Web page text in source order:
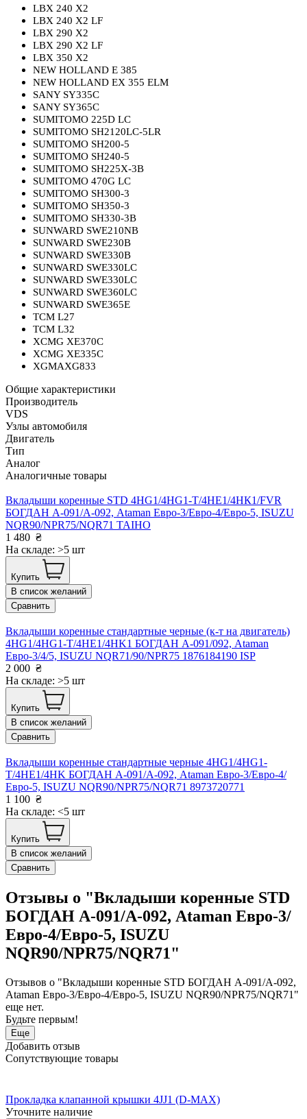
LBX 240 X2
LBX 240 X2 LF
LBX 290 X2
LBX 290 X2 LF
LBX 350 X2
NEW HOLLAND E 385
NEW HOLLAND EX 355 ELM
SANY SY335C
SANY SY365C
SUMITOMO 225D LC
SUMITOMO SH2120LC-5LR
SUMITOMO SH200-5
SUMITOMO SH240-5
SUMITOMO SH225X-3B
SUMITOMO 470G LC
SUMITOMO SH300-3
SUMITOMO SH350-3
SUMITOMO SH330-3B
SUNWARD SWE210NB
SUNWARD SWE230B
SUNWARD SWE330B
SUNWARD SWE330LC
SUNWARD SWE330LC
SUNWARD SWE360LC
SUNWARD SWE365E
TCM L27
TCM L32
XCMG XE370C
XCMG XE335C
XGMAXG833
Общие характеристики
Производитель
VDS
Узлы автомобиля
Двигатель
Тип
Аналог
Аналогичные товары
Вкладыши коренные STD 4HG1/4HG1-T/4HЕ1/4НК1/FVR
БОГДАН А-091/А-092, Ataman Евро-3/Евро-4/Евро-5, ISUZU
NQR90/NPR75/NQR71 TAIHO
1 480 ₴
На складе: >5 шт
Купить
В список желаний
Сравнить
Вкладыши коренные стандартные черные (к-т на двигатель)
4HG1/4HG1-T/4HE1/4HK1 БОГДАН А-091/092, Ataman
Евро-3/4/5, ISUZU NQR71/90/NPR75 1876184190 ISP
2 000 ₴
На складе: >5 шт
Купить
В список желаний
Сравнить
Вкладыши коренные стандартные черные 4HG1/4HG1-
T/4HE1/4HK БОГДАН А-091/А-092, Ataman Евро-3/Евро-4/
Евро-5, ISUZU NQR90/NPR75/NQR71 8973720771
1 100 ₴
На складе: <5 шт
Купить
В список желаний
Сравнить
Отзывы о "Вкладыши коренные STD
БОГДАН А-091/А-092, Ataman Евро-3/
Евро-4/Евро-5, ISUZU
NQR90/NPR75/NQR71"
Отзывов о "Вкладыши коренные STD БОГДАН А-091/А-092,
Ataman Евро-3/Евро-4/Евро-5, ISUZU NQR90/NPR75/NQR71"
еще нет.
Будьте первым!
Еще
Добавить отзыв
Сопутствующие товары
Прокладка клапанной крышки 4JJ1 (D-MAX)
Уточните наличие